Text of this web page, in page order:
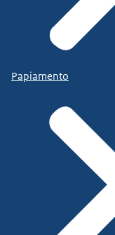
Papiamento